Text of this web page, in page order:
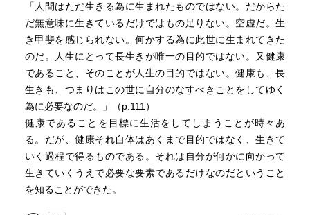
「人間はただ生きる為に生まれたものではない。だからた
だ無意味に生きているだけではもの足りない。空虚だ。生
き甲斐を感じられない。何かする為に此世に生まれてきた
のだ。人生にとって長生きが唯一の目的ではない。又健康
であること、そのことが人生の目的ではない。健康も、長
生きも、つまりはこの世に自分のなすべきことをしてゆく
為に必要なのだ。」（p.111）
健康であることを目標に生活をしてしまうことが時々あ
る。だが、健康それ自体はあくまで目的ではなく、生きて
いく過程で得るものである。それは自分が何かに向かって
生きていくうえで必要な要素であるだけなのだということ
を知ることができた。